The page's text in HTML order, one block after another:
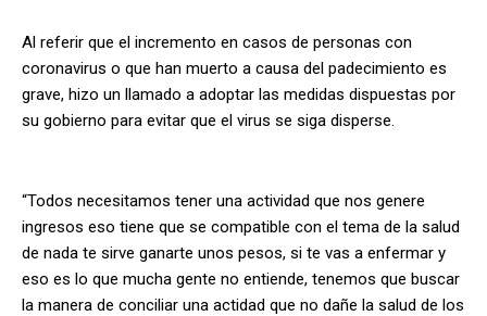
Al referir que el incremento en casos de personas con
coronavirus o que han muerto a causa del padecimiento es
grave, hizo un llamado a adoptar las medidas dispuestas por
su gobierno para evitar que el virus se siga disperse.
“Todos necesitamos tener una actividad que nos genere
ingresos eso tiene que se compatible con el tema de la salud
de nada te sirve ganarte unos pesos, si te vas a enfermar y
eso es lo que mucha gente no entiende, tenemos que buscar
la manera de conciliar una actidad que no dañe la salud de los